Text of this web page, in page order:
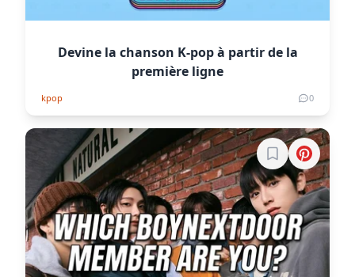
Devine la chanson K-pop à partir de la
première ligne
kpop 0
Connectez-